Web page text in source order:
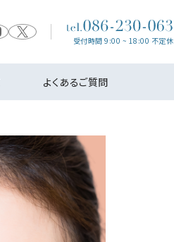
受付時間 9:00 ~ 18:00 不定休
よくあるご質問